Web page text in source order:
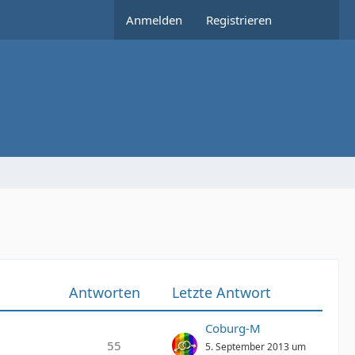
Anmelden Registrieren
Antworten Letzte Antwort
55
Coburg-M
5. September 2013 um